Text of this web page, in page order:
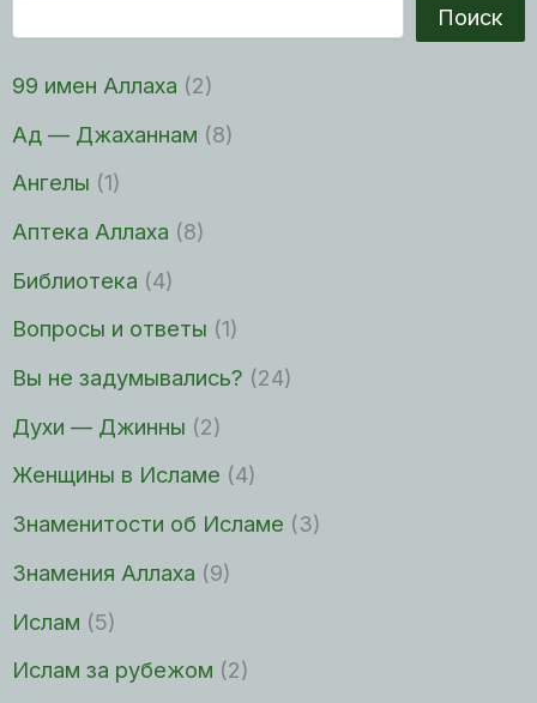
Поиск
99 имен Аллаха (2)
Ад — Джаханнам (8)
Ангелы (1)
Аптека Аллаха (8)
Библиотека (4)
Вопросы и ответы (1)
Вы не задумывались? (24)
Духи — Джинны (2)
Женщины в Исламе (4)
Знаменитости об Исламе (3)
Знамения Аллаха (9)
Ислам (5)
Ислам за рубежом (2)